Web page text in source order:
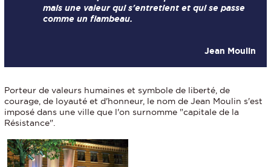
mais une valeur qui s'entretient et qui se passe
comme un flambeau.
Jean Moulin
Porteur de valeurs humaines et symbole de liberté, de
courage, de loyauté et d'honneur, le nom de Jean Moulin s'est
imposé dans une ville que l'on surnomme "capitale de la
Résistance".